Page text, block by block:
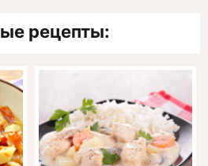
рецепты: